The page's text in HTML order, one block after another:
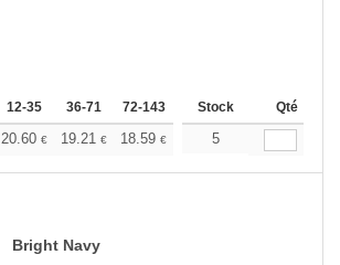
12-35 36-71 72-143 144-287 288 +
Stock Qté
20.60 € 19.21 € 18.59 € 17.66
5
Bright Navy